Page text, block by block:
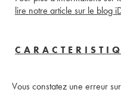
Vous constatez une erreur